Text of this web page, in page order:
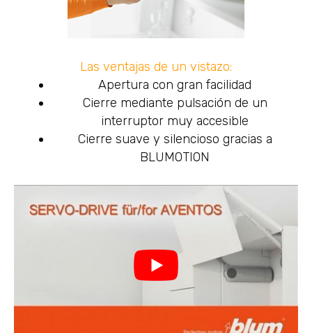
Las ventajas de un vistazo:
Apertura con gran facilidad
Cierre mediante pulsación de un
interruptor muy accesible
Cierre suave y silencioso gracias a
BLUMOTION